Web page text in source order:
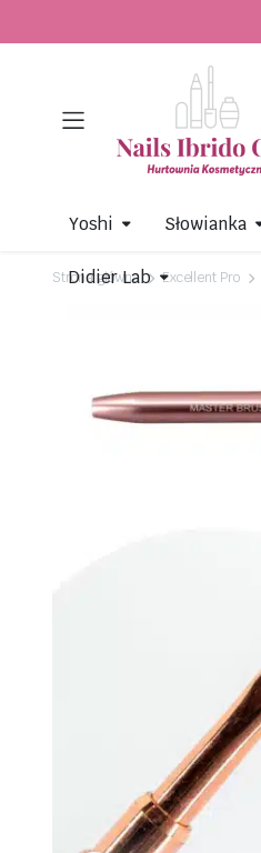
Yoshi Słowianka
Didier Lab
Strona główna Excellent Pro